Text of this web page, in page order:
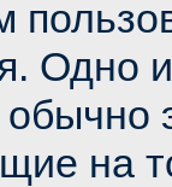
Одно
на